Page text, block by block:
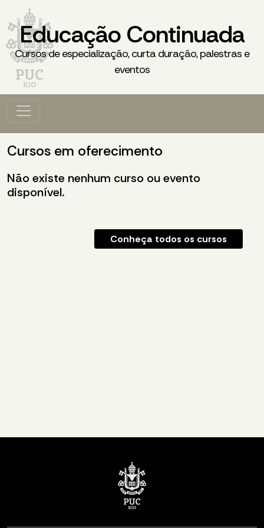
Educação Continuada
Cursos de especialização, curta duração, palestras e
eventos
Cursos em oferecimento
Não existe nenhum curso ou evento
disponível.
Conheça todos os cursos